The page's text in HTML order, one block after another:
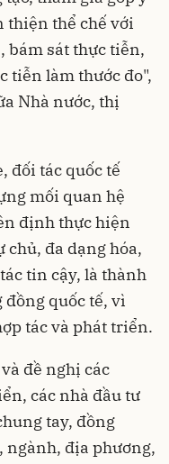
thiện thể chế với
sát thực tiễn,
tiễn làm thước đo",
Nhà nước, thị
đối tác quốc tế
mối quan hệ
định thực hiện
chủ, đa dạng hóa,
tin cậy, là thành
quốc tế, vì
tác và phát triển.
đề nghị các
các nhà đầu tư
tay, đồng
ngành, địa phương,